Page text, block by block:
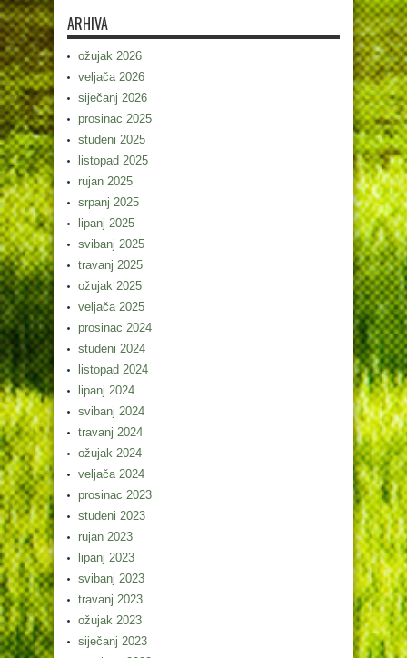
ARHIVA
ožujak 2026
veljača 2026
siječanj 2026
prosinac 2025
studeni 2025
listopad 2025
rujan 2025
srpanj 2025
lipanj 2025
svibanj 2025
travanj 2025
ožujak 2025
veljača 2025
prosinac 2024
studeni 2024
listopad 2024
lipanj 2024
svibanj 2024
travanj 2024
ožujak 2024
veljača 2024
prosinac 2023
studeni 2023
rujan 2023
lipanj 2023
svibanj 2023
travanj 2023
ožujak 2023
siječanj 2023